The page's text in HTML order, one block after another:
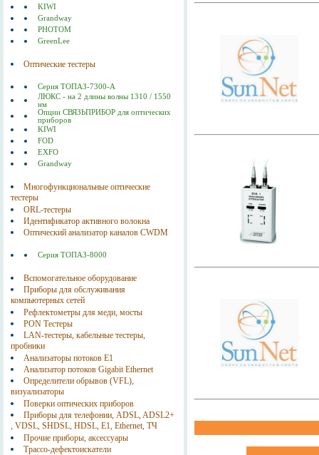
KIWI
Grandway
PHOTOM
GreenLee
Оптические тестеры
Серия ТОПАЗ-7300-А
ЛЮКС - на 2 длины волны 1310 / 1550
нм
Опции СВЯЗЬПРИБОР для оптических
приборов
KIWI
FOD
EXFO
Grandway
Многофункциональные оптические
тестеры
ORL-тестеры
Идентификатор активного волокна
Оптический анализатор каналов CWDM
Серия ТОПАЗ-8000
Вспомогательное оборудование
Приборы для обслуживания
компьютерных сетей
Рефлектометры для меди, мосты
PON Тестеры
LAN-тестеры, кабельные тестеры,
пробники
Анализаторы потоков E1
Анализатор потоков Gigabit Ethernet
Определители обрывов (VFL),
визуализаторы
Поверки оптических приборов
Приборы для телефонии, ADSL, ADSL2+
, VDSL, SHDSL, HDSL, Е1, Ethernet, ТЧ
Прочие приборы, аксессуары
Трассо-дефектоискатели